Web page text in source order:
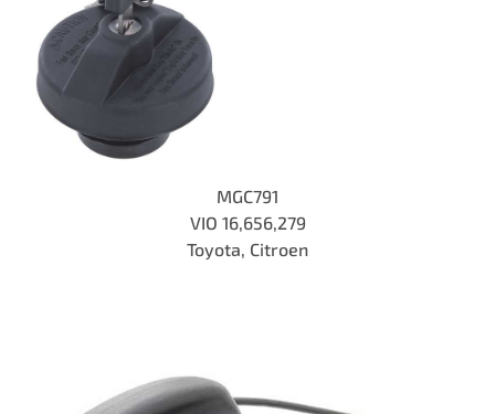
MGC791
VIO 16,656,279
Toyota, Citroen